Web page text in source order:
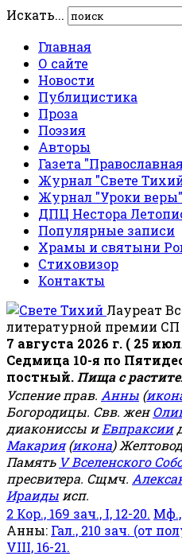
Искать...
Главная
О сайте
Новости
Публицистика
Проза
Поэзия
Авторы
Газета
Журнал "Свете
Журнал "Уроки веры"
ДПЦ Нестора
Популярные записи
Храмы и святыни
Стиховизор
Контакты
Лауреат
литературной премии СП
7 августа 2026 г. ( 25
Седмица 10-я по
постный. Пища с
Успение прав. Анны (
Богородицы. Свв. жен
диакониссы иЕвпраксии
Макария(икона)
Память V Вселенского
пресвитера. Сщмч.
Ираиды исп.
2 Кор., 169 зач., I, 12-20. Мф.,
Анны: Гал., 210 зач. (от
VIII, 16-21.